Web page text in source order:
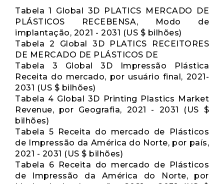
Tabela 1 Global 3D PLATICS MERCADO DE
PLÁSTICOS RECEBENSA, Modo de
implantação, 2021 - 2031 (US $ bilhões)
Tabela 2 Global 3D PLATICS RECEITORES
DE MERCADO DE PLÁSTICOS DE
Tabela 3 Global 3D Impressão Plástica
Receita do mercado, por usuário final, 2021-
2031 (US $ bilhões)
Tabela 4 Global 3D Printing Plastics Market
Revenue, por Geografia, 2021 - 2031 (US $
bilhões)
Tabela 5 Receita do mercado de Plásticos
de Impressão da América do Norte, por país,
2021 - 2031 (US $ bilhões)
Tabela 6 Receita do mercado de Plásticos
de Impressão da América do Norte, por